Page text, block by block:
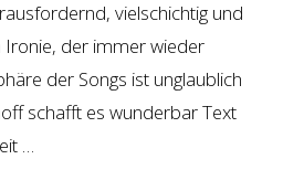
vielschichtig und
Ironie, der immer wieder
der Songs ist unglaublich
schafft es wunderbar Text
…